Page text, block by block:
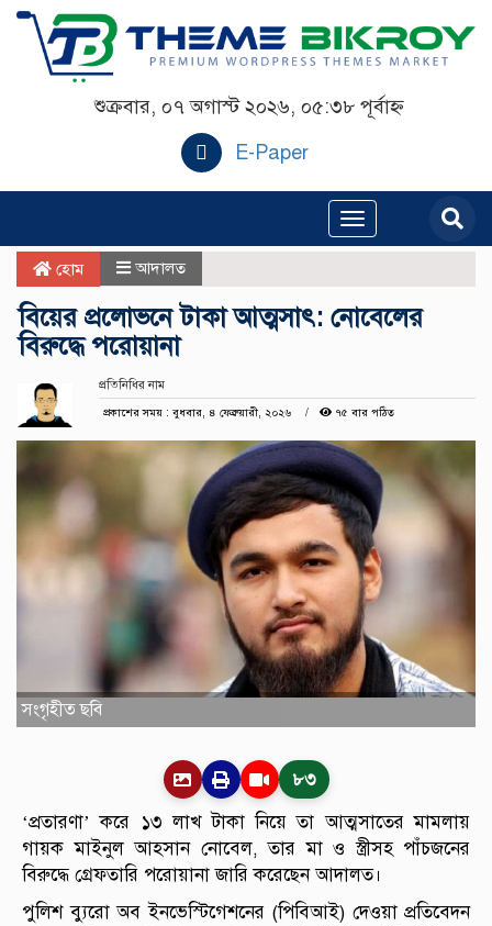
শুক্রবার, ০৭ অগাস্ট ২০২৬, ০৫:৩৮ পূর্বাহ্ন
E-Paper
Toggle
navigation
হোম আদালত
বিয়ের প্রলোভনে টাকা আত্মসাৎ: নোবেলের
বিরুদ্ধে পরোয়ানা
প্রতিনিধির নাম
প্রকাশের সময় : বুধবার, ৪ ফেব্রুয়ারী, ২০২৬
৭৫ বার পঠিত
সংগৃহীত ছবি
৮৩
‘প্রতারণা’ করে ১৩ লাখ টাকা নিয়ে তা আত্মসাতের মামলায়
গায়ক মাইনুল আহসান নোবেল, তার মা ও স্ত্রীসহ পাঁচজনের
বিরুদ্ধে গ্রেফতারি পরোয়ানা জারি করেছেন আদালত।
পুলিশ ব্যুরো অব ইনভেস্টিগেশনের (পিবিআই) দেওয়া প্রতিবেদন